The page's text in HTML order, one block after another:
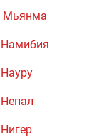
Мьянма
Намибия
Науру
Непал
Нигер